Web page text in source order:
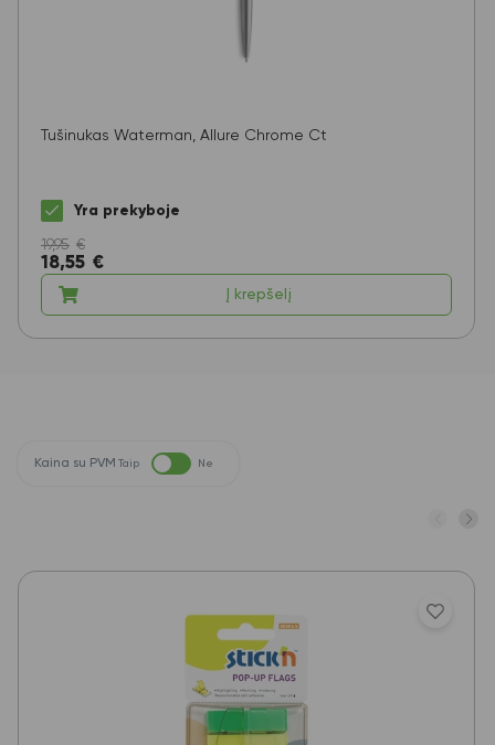
Tušinukas Waterman, Allure Chrome Ct
Yra prekyboje
19,95 €
18,55 €
Į krepšelį
Kaina su PVM Taip Ne